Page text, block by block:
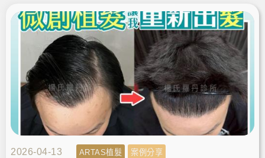
現無死角帥氣。
2026-04-13 ARTAS植髮 案例分享